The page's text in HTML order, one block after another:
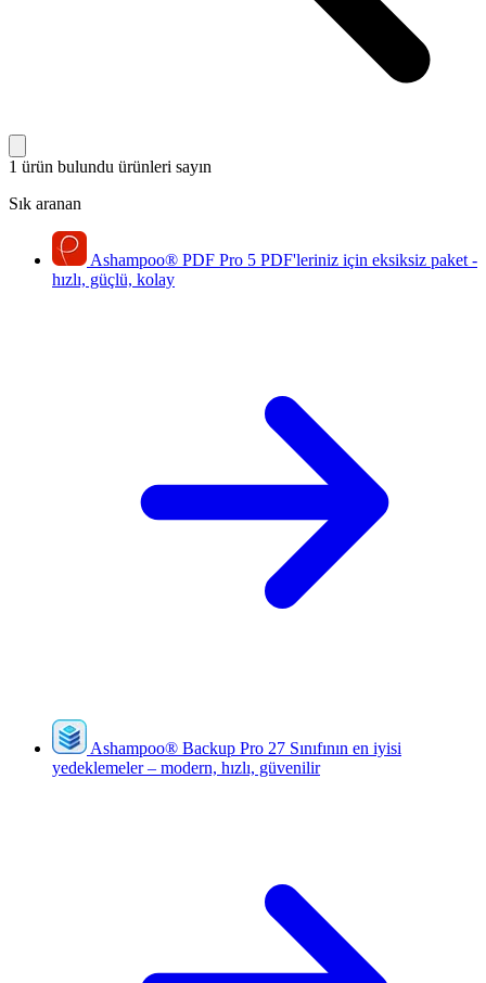
1 ürün bulundu ürünleri sayın
Sık aranan
Ashampoo® PDF Pro 5 PDF'leriniz için eksiksiz paket -
hızlı, güçlü, kolay
Ashampoo® Backup Pro 27 Sınıfının en iyisi
yedeklemeler – modern, hızlı, güvenilir